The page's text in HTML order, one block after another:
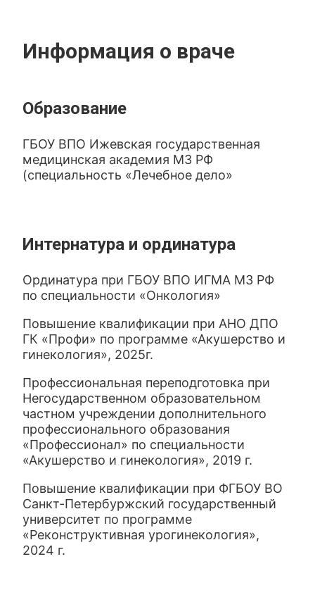
Информация о враче
Образование
ГБОУ ВПО Ижевская государственная
медицинская академия МЗ РФ
(специальность «Лечебное дело»
Интернатура и ординатура
Ординатура при ГБОУ ВПО ИГМА МЗ РФ
по специальности «Онкология»
Повышение квалификации при АНО ДПО
ГК «Профи» по программе «Акушерство и
гинекология», 2025г.
Профессиональная переподготовка при
Негосударственном образовательном
частном учреждении дополнительного
профессионального образования
«Профессионал» по специальности
«Акушерство и гинекология», 2019 г.
Повышение квалификации при ФГБОУ ВО
Санкт-Петербуржский государственный
университет по программе
«Реконструктивная урогинекология»,
2024 г.